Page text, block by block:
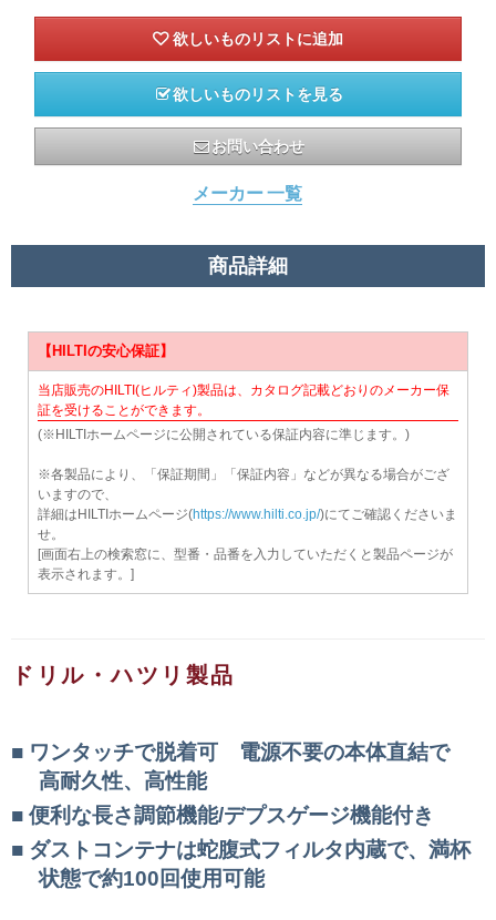
欲しいものリストを見る
お問い合わせ
メーカー 一覧
商品詳細
【HILTIの安心保証】
当店販売のHILTI(ヒルティ)製品は、カタログ記載どおりのメーカー保
証を受けることができます。
(※HILTIホームページに公開されている保証内容に準じます。)
※各製品により、「保証期間」「保証内容」などが異なる場合がござ
いますので、
詳細はHILTIホームページ(https://www.hilti.co.jp/)にてご確認くださいま
せ。
[画面右上の検索窓に、型番・品番を入力していただくと製品ページが
表示されます。]
ドリル・ハツリ製品
ワンタッチで脱着可 電源不要の本体直結で
高耐久性、高性能
便利な長さ調節機能/デプスゲージ機能付き
ダストコンテナは蛇腹式フィルタ内蔵で、満杯
状態で約100回使用可能